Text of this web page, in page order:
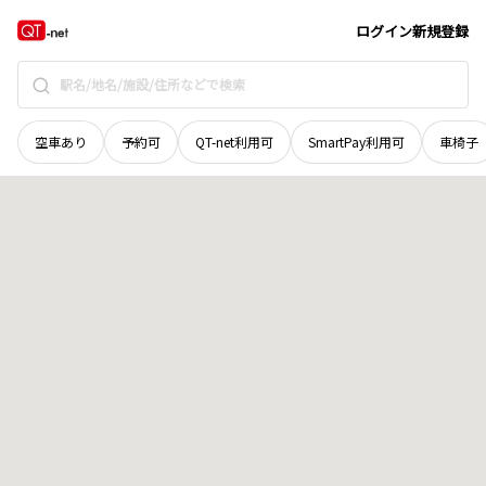
ログイン新規登録
空車あり 予約可 QT-net利用可 SmartPay利用可 車椅子
北海道